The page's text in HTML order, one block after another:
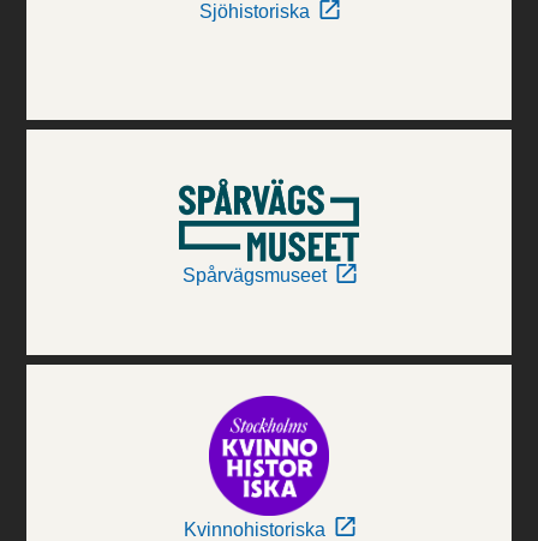
Sjöhistoriska
Spårvägsmuseet
Kvinnohistoriska